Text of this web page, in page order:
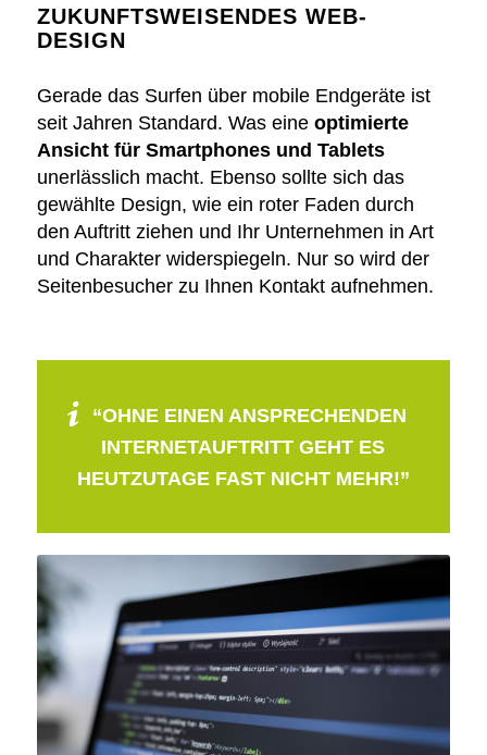
ZUKUNFTSWEISENDES WEB-
DESIGN
Gerade das Surfen über mobile Endgeräte ist
seit Jahren Standard. Was eine optimierte
Ansicht für Smartphones und Tablets
unerlässlich macht. Ebenso sollte sich das
gewählte Design, wie ein roter Faden durch
den Auftritt ziehen und Ihr Unternehmen in Art
und Charakter widerspiegeln. Nur so wird der
Seitenbesucher zu Ihnen Kontakt aufnehmen.
“OHNE EINEN ANSPRECHENDEN
INTERNETAUFTRITT GEHT ES
HEUTZUTAGE FAST NICHT MEHR!”